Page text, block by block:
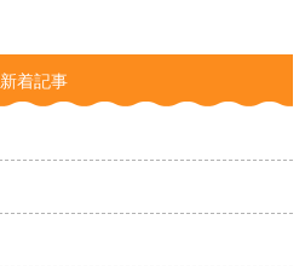
新着記事